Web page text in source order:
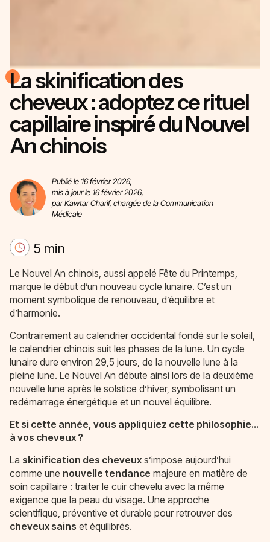
La skinification des
cheveux : adoptez ce rituel
capillaire inspiré du Nouvel
An chinois
Publié le 16 février 2026,
mis à jour le 16 février 2026,
par Kawtar Charif, chargée de la Communication
Médicale
5 min
Le Nouvel An chinois, aussi appelé Fête du Printemps,
marque le début d’un nouveau cycle lunaire. C’est un
moment symbolique de renouveau, d’équilibre et
d’harmonie.
Contrairement au calendrier occidental fondé sur le soleil,
le calendrier chinois suit les phases de la lune. Un cycle
lunaire dure environ 29,5 jours, de la nouvelle lune à la
pleine lune. Le Nouvel An débute ainsi lors de la deuxième
nouvelle lune après le solstice d’hiver, symbolisant un
redémarrage énergétique et un nouvel équilibre.
Et si cette année, vous appliquiez cette philosophie…
à vos cheveux ?
La skinification des cheveux s’impose aujourd’hui
comme une nouvelle tendance majeure en matière de
soin capillaire : traiter le cuir chevelu avec la même
exigence que la peau du visage. Une approche
scientifique, préventive et durable pour retrouver des
cheveux sains et équilibrés.